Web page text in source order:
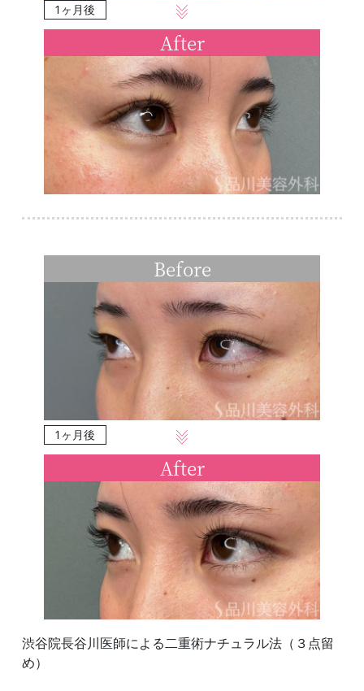
1ヶ月後
After
Before
1ヶ月後
After
渋谷院長谷川医師による二重術ナチュラル法（３点留
め）